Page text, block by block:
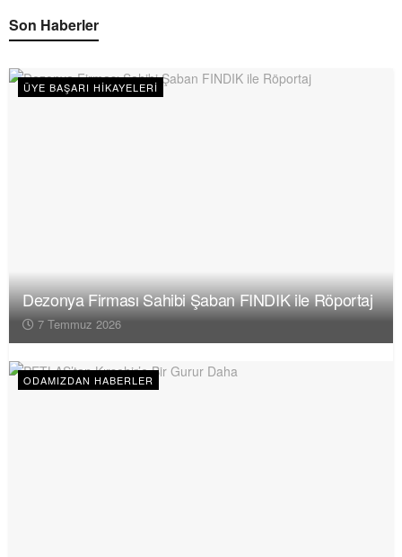
Son Haberler
ÜYE BAŞARI HIKAYELERI
Dezonya Firması Sahibi Şaban FINDIK ile Röportaj
7 Temmuz 2026
ODAMIZDAN HABERLER